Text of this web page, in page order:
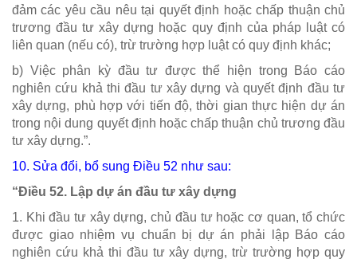
đảm các yêu cầu nêu tại quyết định hoặc chấp thuận chủ
trương đầu tư xây dựng hoặc quy định của pháp luật có
liên quan (nếu có), trừ trường hợp luật có quy định khác;
b) Việc phân kỳ đầu tư được thể hiện trong Báo cáo
nghiên cứu khả thi đầu tư xây dựng và quyết định đầu tư
xây dựng, phù hợp với tiến độ, thời gian thực hiện dự án
trong nội dung quyết định hoặc chấp thuận chủ trương đầu
tư xây dựng.”.
10. Sửa đổi, bổ sung Điều 52 như sau:
“Điều 52. Lập dự án đầu tư xây dựng
1. Khi đầu tư xây dựng, chủ đầu tư hoặc cơ quan, tổ chức
được giao nhiệm vụ chuẩn bị dự án phải lập Báo cáo
nghiên cứu khả thi đầu tư xây dựng, trừ trường hợp quy